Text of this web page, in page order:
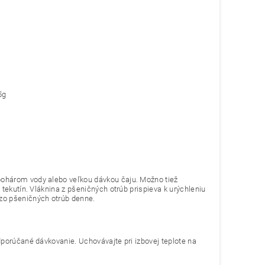
vody alebo veľkou dávkou čaju. Možno tiež
Vláknina z pšeničných otrúb prispieva k urýchleniu
pšeničných otrúb denne.
dávkovanie. Uchovávajte pri izbovej teplote na